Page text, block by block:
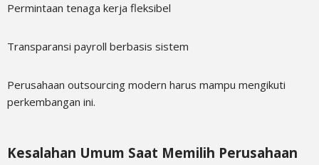
Permintaan tenaga kerja fleksibel
Transparansi payroll berbasis sistem
Perusahaan outsourcing modern harus mampu mengikuti
perkembangan ini.
Kesalahan Umum Saat Memilih Perusahaan